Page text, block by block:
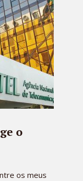
o
os meus